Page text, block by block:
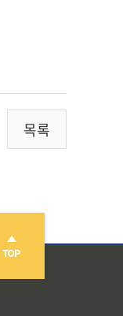
목록